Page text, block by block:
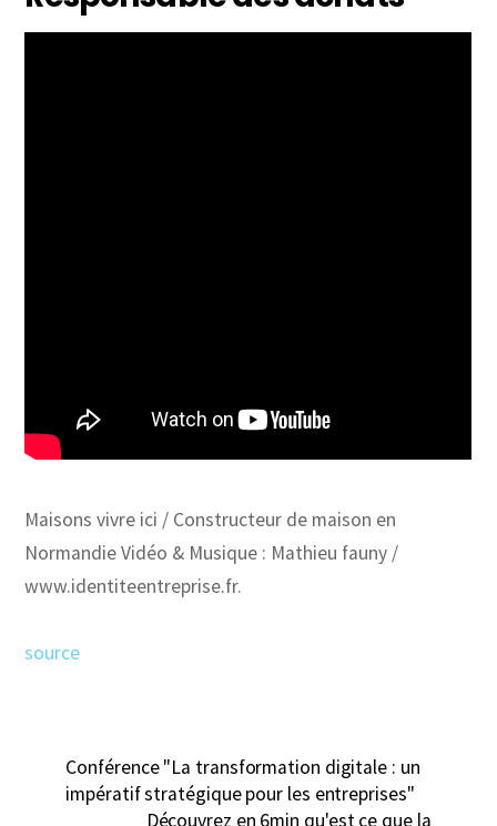
Maisons vivre ici / Constructeur de maison en
Normandie Vidéo & Musique : Mathieu fauny /
www.identiteentreprise.fr.
source
Conférence "La transformation digitale : un
impératif stratégique pour les entreprises"
Découvrez en 6min qu'est ce que la